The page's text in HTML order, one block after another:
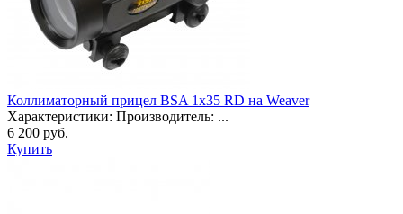
Коллиматорный прицел BSA 1x35 RD на Weaver
Характеристики: Производитель: ...
6 200 руб.
Купить